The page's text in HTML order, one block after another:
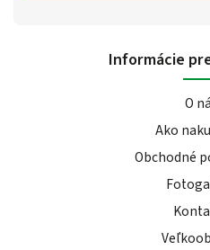
Informácie
O
Ako
Obchodné